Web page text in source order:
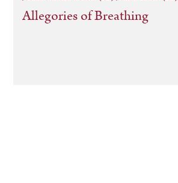
Allegories of Breathing